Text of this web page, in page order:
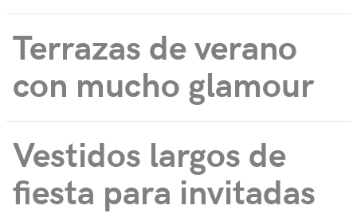
Terrazas de verano
con mucho glamour
Vestidos largos de
fiesta para invitadas